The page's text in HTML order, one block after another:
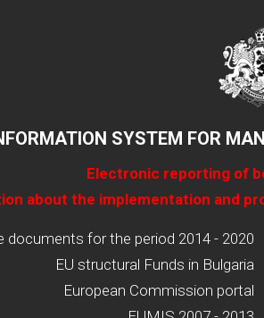
SYSTEM FOR
Electronic reporting of
about the implementation and
documents for the period 2014 - 2020
EU structural Funds in Bulgaria
European Commission portal